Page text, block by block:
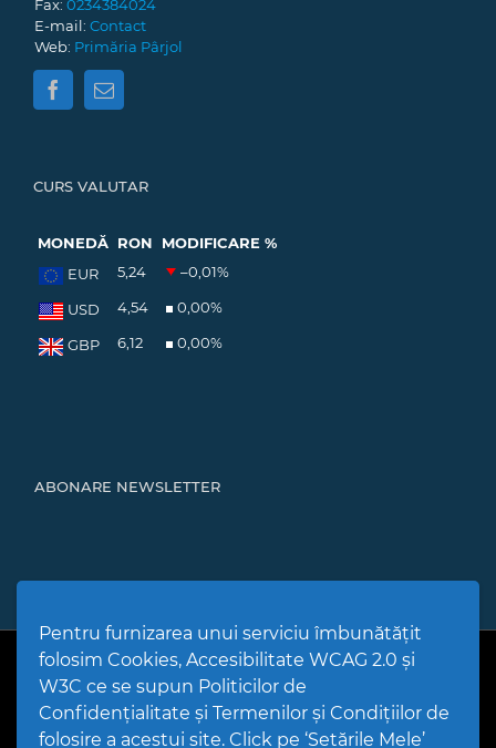
Pentru furnizarea unui serviciu îmbunătățit
folosim Cookies, Accesibilitate WCAG 2.0 și
W3C ce se supun Politicilor de
Confidențialitate și Termenilor și Condițiilor de
folosire a acestui site. Click pe ‘Setările Mele’
Fax: 0234384024
E-mail: Contact
Web: Primăria Pârjol
CURS VALUTAR
MONEDĂ RON
MODIFICARE %
EUR
5,24 –0,01%
USD 4,54 0,00%
GBP 6,12 0,00%
ABONARE NEWSLETTER
PPW @2026 |Hartă Website|Setări Cookies și Accesibilitate
Politică de utilizare Cookies|Politică de confidențialitate site
Termeni și condiții de utilizare a site-ului